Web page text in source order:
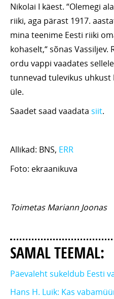
Nikolai I käest. “Olemegi
riiki, aga pärast 1917.
mina teenime Eesti riiki
kohaselt,“ sõnas
ordu vappi vaadates
tunnevad tulevikus
üle.
Saadet saad vaadata siit.
Allikad: BNS, ERR
Foto: ekraanikuva
Toimetas Mariann Joonas
SAMAL TEEMAL:
Päevaleht sukeldub Eesti
Hans H. Luik: Kas